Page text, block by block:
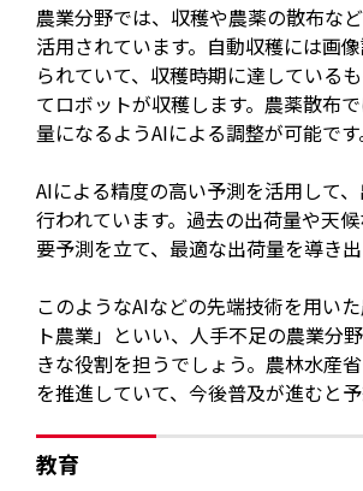
農業分野では、収穫や農薬の散布な
活用されています。自動収穫には画
られていて、収穫時期に達している
てロボットが収穫します。農薬散布
量になるようAIによる調整が可能です
AIによる精度の高い予測を活用して
行われています。過去の出荷量や天
要予測を立て、最適な出荷量を導き出
このようなAIなどの先端技術を用い
ト農業」といい、人手不足の農業分
きな役割を担うでしょう。農林水産
を推進していて、今後普及が進むと予
教育